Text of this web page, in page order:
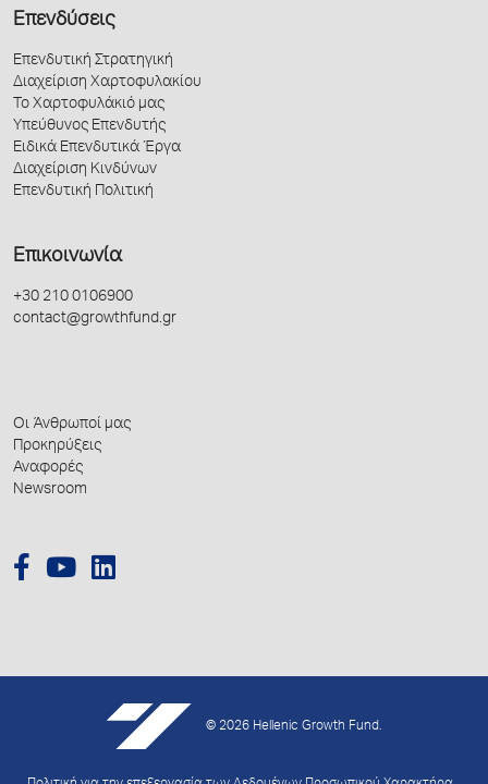
Επενδύσεις
Επενδυτική Στρατηγική
Διαχείριση Χαρτοφυλακίου
Το Χαρτοφυλάκιό μας
Υπεύθυνος Επενδυτής
Ειδικά Επενδυτικά Έργα
Διαχείριση Κινδύνων
Επενδυτική Πολιτική
Επικοινωνία
+30 210 0106900
contact@growthfund.gr
Οι Άνθρωποί μας
Προκηρύξεις
Αναφορές
Newsroom
© 2026 Hellenic Growth Fund.